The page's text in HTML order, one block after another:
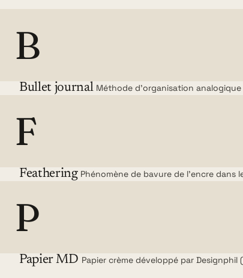
B
Bullet journal Méthode d'organisation
F
Feathering Phénomène de bavure de l'encre
P
Papier MD Papier crème développé par